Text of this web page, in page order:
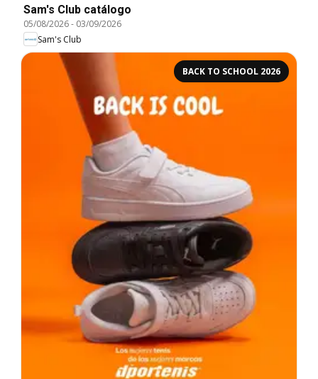
Sam's Club catálogo
05/08/2026- 03/09/2026
Sam's Club
BACK TO SCHOOL 2026